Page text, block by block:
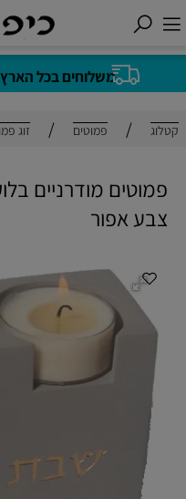
משלוחים בכל הארץ
קטלוג / פמוטים / זוג
פמוטים מודרניים
צבע אפור